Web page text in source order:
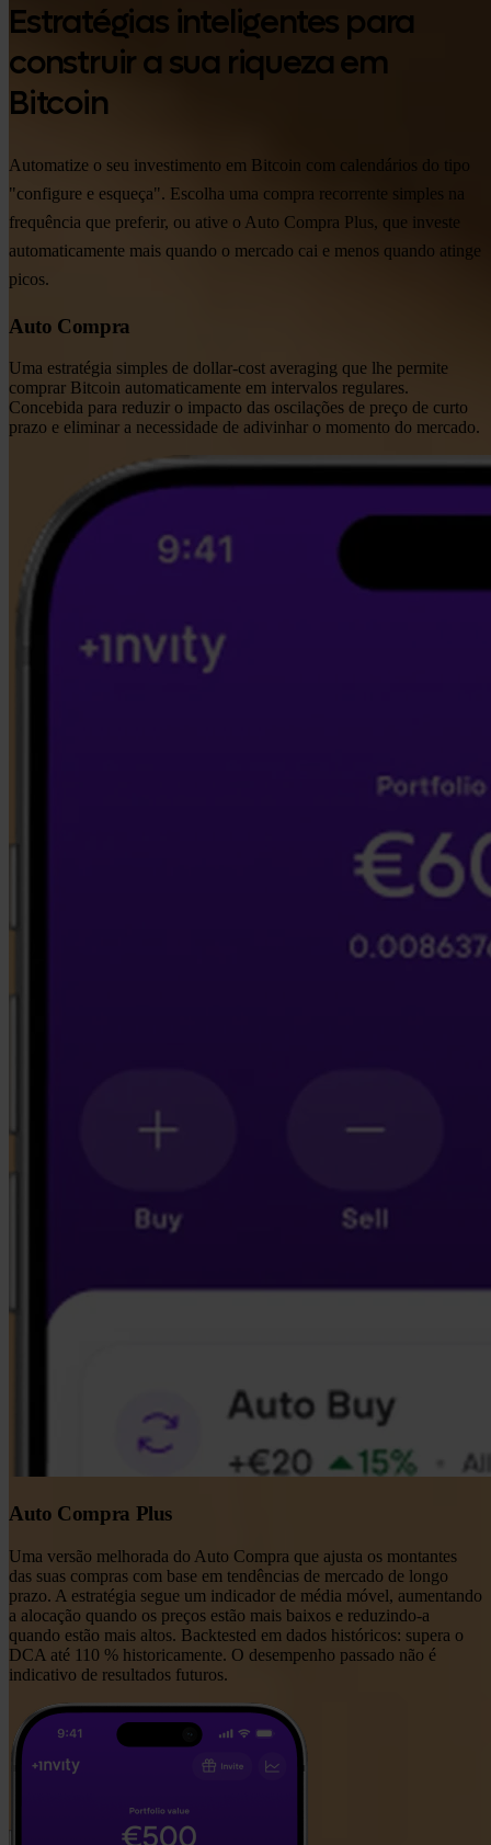
Estratégias inteligentes para
construir a sua riqueza em
Bitcoin
Automatize o seu investimento em Bitcoin com calendários do tipo
"configure e esqueça". Escolha uma compra recorrente simples na
frequência que preferir, ou ative o Auto Compra Plus, que investe
automaticamente mais quando o mercado cai e menos quando atinge
picos.
Auto Compra
Uma estratégia simples de dollar-cost averaging que lhe permite
comprar Bitcoin automaticamente em intervalos regulares.
Concebida para reduzir o impacto das oscilações de preço de curto
prazo e eliminar a necessidade de adivinhar o momento do mercado.
Auto Compra Plus
Uma versão melhorada do Auto Compra que ajusta os montantes
das suas compras com base em tendências de mercado de longo
prazo. A estratégia segue um indicador de média móvel, aumentando
a alocação quando os preços estão mais baixos e reduzindo-a
quando estão mais altos. Backtested em dados históricos: supera o
DCA até 110 % historicamente. O desempenho passado não é
indicativo de resultados futuros.